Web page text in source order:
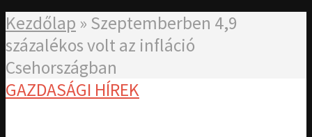
Kezdőlap » Szeptemberben 4,9
százalékos volt az infláció
Csehországban
GAZDASÁGI HÍREK